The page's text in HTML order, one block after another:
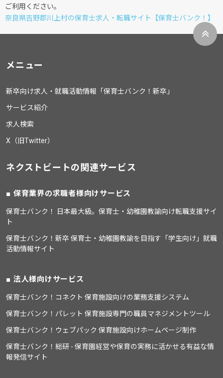
ご利用ください。
奈良県吉野郡川上村の保育士求人・転職サイト【保育士バンク！】
メニュー
新卒向け求人・就職活動情報「保育士バンク！新卒」
サービス紹介
求人検索
X（旧Twitter）
ネクストビートの関連サービス
保育業界の求職者様向けサービス
保育士バンク！ 日本最大級。保育士・幼稚園教諭向け転職支援サイ
ト
保育士バンク！新卒 保育士・幼稚園教諭を目指す「学生向け」就職
活動情報サイト
法人様向けサービス
保育士バンク！コネクト 保育施設向けの業務支援システム
保育士バンク！パレット 保育施設専門の職員マネジメントツール
保育士バンク！ウェブパック 保育施設向けホームページ制作
保育士バンク！総研 - 保育園経営や保育の実務に活かせる有益な情
報発信サイト